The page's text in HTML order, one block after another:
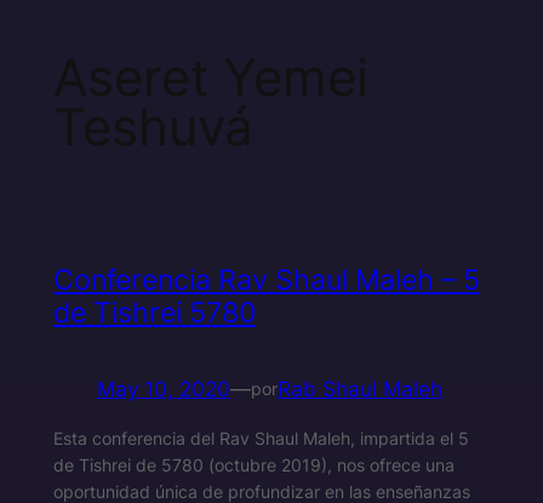
Aseret Yemei
Teshuvá
Conferencia Rav Shaul Maleh – 5
de Tishrei 5780
May 10, 2020—porRab Shaul Maleh
Esta conferencia del Rav Shaul Maleh, impartida el 5
de Tishrei de 5780 (octubre 2019), nos ofrece una
oportunidad única de profundizar en las enseñanzas